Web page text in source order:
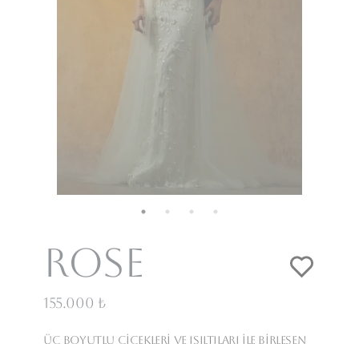
Rose
155.000 ₺
Üç boyutlu çiçekleri ve ışıltıları ile birleşen